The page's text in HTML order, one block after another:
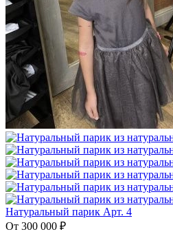
Натуральный парик Арт. 4
От 300 000 ₽